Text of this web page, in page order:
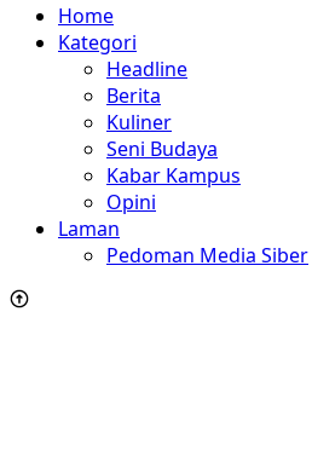
Home
Kategori
Headline
Berita
Kuliner
Seni Budaya
Kabar Kampus
Opini
Laman
Pedoman Media Siber